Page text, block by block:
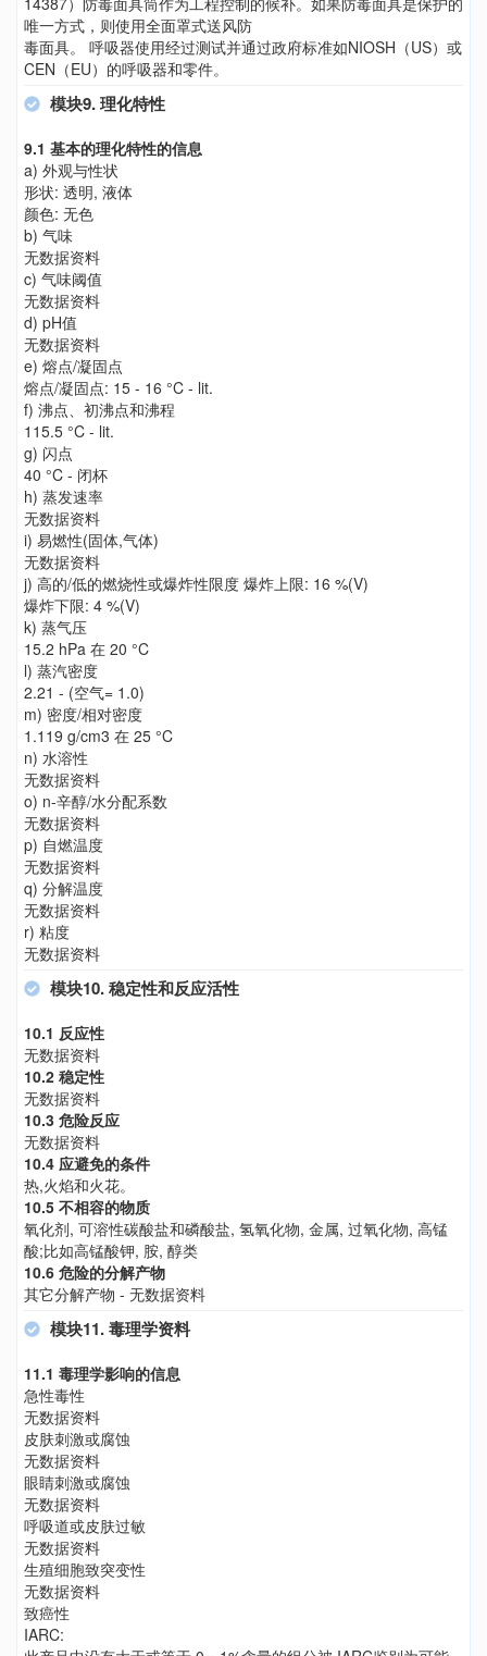
唯一方式，则使用全面罩式送风防
毒面具。 呼吸器使用经过测试并通过政府标准如NIOSH（US）或
CEN（EU）的呼吸器和零件。
模块9. 理化特性
9.1 基本的理化特性的信息
a) 外观与性状
形状: 透明, 液体
颜色: 无色
b) 气味
无数据资料
c) 气味阈值
无数据资料
d) pH值
无数据资料
e) 熔点/凝固点
熔点/凝固点: 15 - 16 °C - lit.
f) 沸点、初沸点和沸程
115.5 °C - lit.
g) 闪点
40 °C - 闭杯
h) 蒸发速率
无数据资料
i) 易燃性(固体,气体)
无数据资料
j) 高的/低的燃烧性或爆炸性限度 爆炸上限: 16 %(V)
爆炸下限: 4 %(V)
k) 蒸气压
15.2 hPa 在 20 °C
l) 蒸汽密度
2.21 - (空气= 1.0)
m) 密度/相对密度
1.119 g/cm3 在 25 °C
n) 水溶性
无数据资料
o) n-辛醇/水分配系数
无数据资料
p) 自燃温度
无数据资料
q) 分解温度
无数据资料
r) 粘度
无数据资料
模块10. 稳定性和反应活性
10.1 反应性
无数据资料
10.2 稳定性
无数据资料
10.3 危险反应
无数据资料
10.4 应避免的条件
热,火焰和火花。
10.5 不相容的物质
氧化剂, 可溶性碳酸盐和磷酸盐, 氢氧化物, 金属, 过氧化物, 高锰
酸;比如高锰酸钾, 胺, 醇类
10.6 危险的分解产物
其它分解产物 - 无数据资料
模块11. 毒理学资料
11.1 毒理学影响的信息
急性毒性
无数据资料
皮肤刺激或腐蚀
无数据资料
眼睛刺激或腐蚀
无数据资料
呼吸道或皮肤过敏
无数据资料
生殖细胞致突变性
无数据资料
致癌性
IARC: